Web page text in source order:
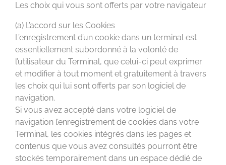
Les choix qui vous sont offerts par votre navigateur
(a) L’accord sur les Cookies
L’enregistrement d’un cookie dans un terminal est
essentiellement subordonné à la volonté de
l’utilisateur du Terminal, que celui-ci peut exprimer
et modifier à tout moment et gratuitement à travers
les choix qui lui sont offerts par son logiciel de
navigation.
Si vous avez accepté dans votre logiciel de
navigation l’enregistrement de cookies dans votre
Terminal, les cookies intégrés dans les pages et
contenus que vous avez consultés pourront être
stockés temporairement dans un espace dédié de